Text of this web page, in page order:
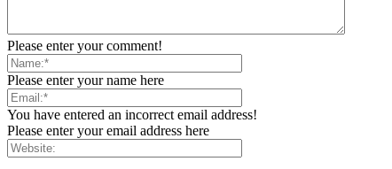
Please enter your comment!
Please enter your name here
You have entered an incorrect email address!
Please enter your email address here